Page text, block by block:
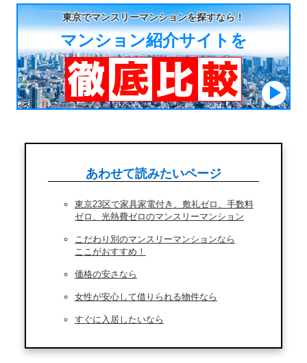
東京でマンスリーマンションを探すなら！
マンション紹介サイトを
あわせて読みたいページ
東京23区で家具家電付き、敷礼ゼロ、手数料
ゼロ、光熱費ゼロのマンスリーマンション
こだわり別のマンスリーマンションなら
ここがおすすめ！
価格の安さなら
女性が安心して借りられる物件なら
すぐに入居したいなら